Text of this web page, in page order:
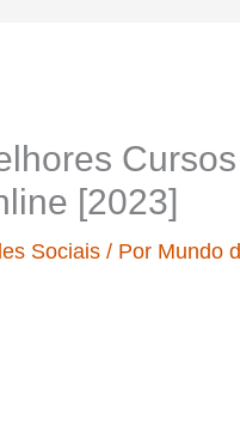
[2023]
Sociais / Por Mundo